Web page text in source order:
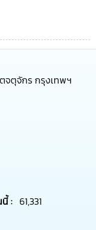
จตุจักร กรุงเทพฯ
นี้ : 61,331